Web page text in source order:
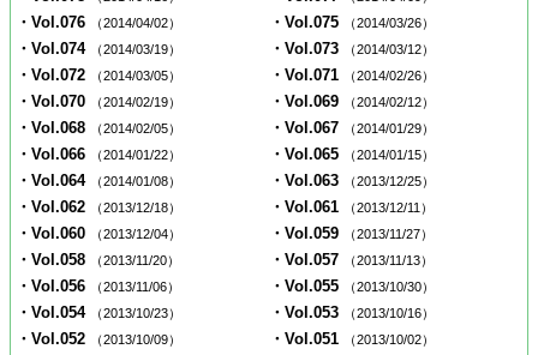
・Vol.076 （2014/04/02） ・Vol.075 （2014/03/26）
・Vol.074 （2014/03/19） ・Vol.073 （2014/03/12）
・Vol.072 （2014/03/05） ・Vol.071 （2014/02/26）
・Vol.070 （2014/02/19） ・Vol.069 （2014/02/12）
・Vol.068 （2014/02/05） ・Vol.067 （2014/01/29）
・Vol.066 （2014/01/22） ・Vol.065 （2014/01/15）
・Vol.064 （2014/01/08） ・Vol.063 （2013/12/25）
・Vol.062 （2013/12/18） ・Vol.061 （2013/12/11）
・Vol.060 （2013/12/04） ・Vol.059 （2013/11/27）
・Vol.058 （2013/11/20） ・Vol.057 （2013/11/13）
・Vol.056 （2013/11/06） ・Vol.055 （2013/10/30）
・Vol.054 （2013/10/23） ・Vol.053 （2013/10/16）
・Vol.052 （2013/10/09） ・Vol.051 （2013/10/02）